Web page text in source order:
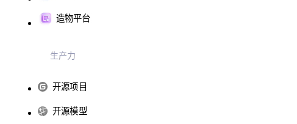
造物平台
生产力
开源项目
开源模型